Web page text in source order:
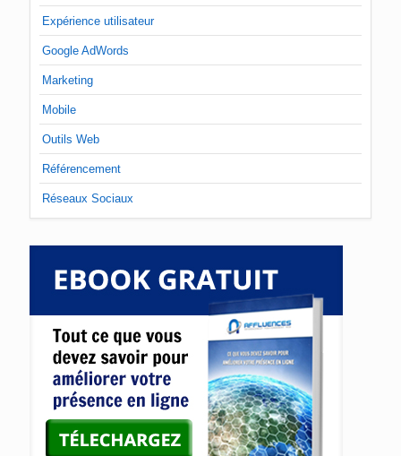
Expérience utilisateur
Google AdWords
Marketing
Mobile
Outils Web
Référencement
Réseaux Sociaux